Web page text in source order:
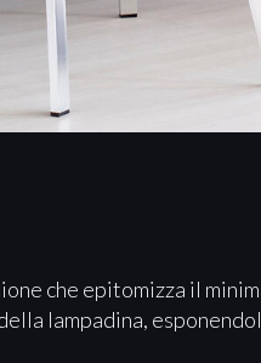
che epitomizza il
lampadina,